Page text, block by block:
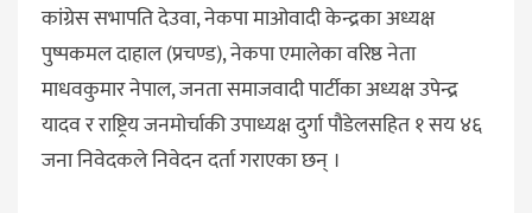
कांग्रेस सभापति देउवा, नेकपा माओवादी केन्द्रका अध्यक्ष
पुष्पकमल दाहाल (प्रचण्ड), नेकपा एमालेका वरिष्ठ नेता
माधवकुमार नेपाल, जनता समाजवादी पार्टीका अध्यक्ष उपेन्द्र
यादव र राष्ट्रिय जनमोर्चाकी उपाध्यक्ष दुर्गा पौडेलसहित १ सय ४६
जना निवेदकले निवेदन दर्ता गराएका छन् ।